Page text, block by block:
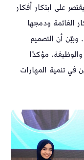
على ابتكار أفكار
القائمة ودمجها
أن التصميم
مؤكدًا
في تنمية المهارات